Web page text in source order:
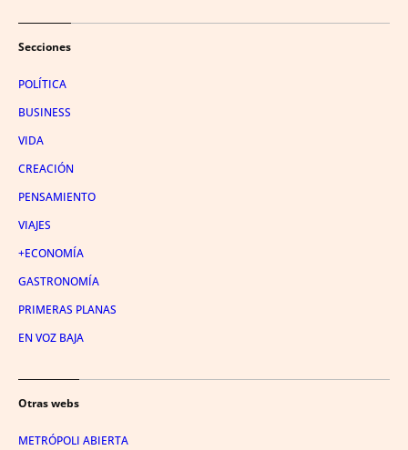
Secciones
POLÍTICA
BUSINESS
VIDA
CREACIÓN
PENSAMIENTO
VIAJES
+ECONOMÍA
GASTRONOMÍA
PRIMERAS PLANAS
EN VOZ BAJA
Otras webs
METRÓPOLI ABIERTA